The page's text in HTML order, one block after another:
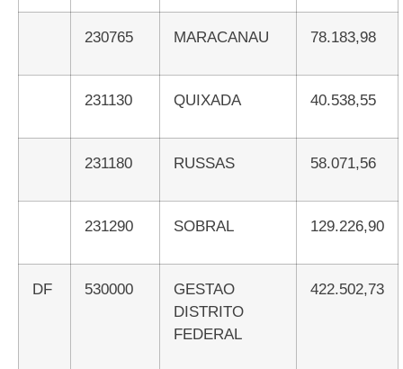
230765 MARACANAU 78.183,98
231130 QUIXADA 40.538,55
231180 RUSSAS 58.071,56
231290 SOBRAL 129.226,90
DF 530000
GESTAO
DISTRITO
FEDERAL
422.502,73